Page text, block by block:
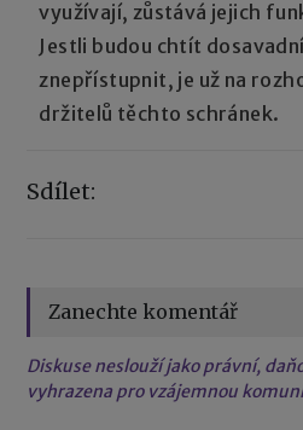
využívají, zůstává jejich
Jestli budou chtít
znepřístupnit, je už na
držitelů těchto schránek.
Sdílet:
Zanechte komentář
Diskuse neslouží jako právní,
vyhrazena pro vzájemnou